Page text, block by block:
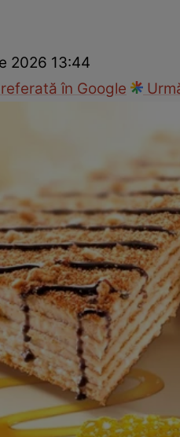
2026 13:44
în Google